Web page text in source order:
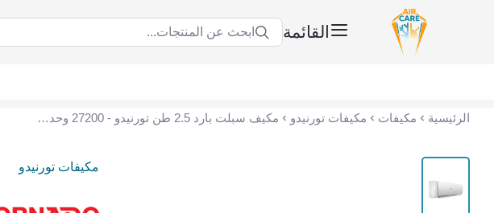
القائمة ابحث عن المنتجات...
الرئيسية مكيفات مكيفات تورنيدو مكيف سبلت بارد 2.5 طن تورنيدو - 27200 وحدة حرارية روتاري صنع في الصين TH-C30AHK
مكيفات تورنيدو